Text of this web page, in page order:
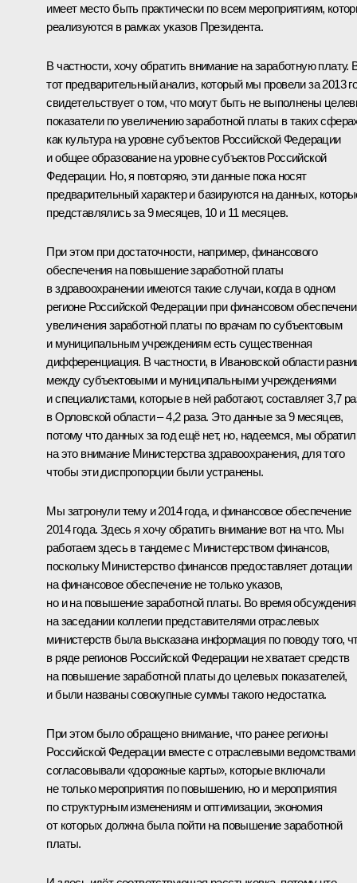
имеет место быть практически по всем мероприятиям,
реализуются в рамках указов Президента.
В частности, хочу обратить внимание на заработную плату.
тот предварительный анализ, который мы провели за 2013
свидетельствует о том, что могут быть не выполнены
показатели по увеличению заработной платы в таких
как культура на уровне субъектов Российской Федерации
и общее образование на уровне субъектов Российской
Федерации. Но, я повторяю, эти данные пока носят
предварительный характер и базируются на данных,
представлялись за 9 месяцев, 10 и 11 месяцев.
При этом при достаточности, например, финансового
обеспечения на повышение заработной платы
в здравоохранении имеются такие случаи, когда в одном
регионе Российской Федерации при финансовом
увеличения заработной платы по врачам по субъектовым
и муниципальным учреждениям есть существенная
дифференциация. В частности, в Ивановской области
между субъектовыми и муниципальными учреждениями
и специалистами, которые в ней работают, составляет 3,7
в Орловской области – 4,2 раза. Это данные за 9 месяцев,
потому что данных за год ещё нет, но, надеемся, мы
на это внимание Министерства здравоохранения, для того
чтобы эти диспропорции были устранены.
Мы затронули тему и 2014 года, и финансовое обеспечение
2014 года. Здесь я хочу обратить внимание вот на что. Мы
работаем здесь в тандеме с Министерством финансов,
поскольку Министерство финансов предоставляет дотации
на финансовое обеспечение не только указов,
но и на повышение заработной платы. Во время обсуждения
на заседании коллегии представителями отраслевых
министерств была высказана информация по поводу того,
в ряде регионов Российской Федерации не хватает средств
на повышение заработной платы до целевых показателей,
и были названы совокупные суммы такого недостатка.
При этом было обращено внимание, что ранее регионы
Российской Федерации вместе с отраслевыми ведомствами
согласовывали «дорожные карты», которые включали
не только мероприятия по повышению, но и мероприятия
по структурным изменениям и оптимизации, экономия
от которых должна была пойти на повышение заработной
платы.